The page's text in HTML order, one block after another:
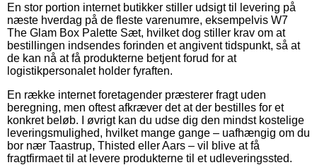
En stor portion internet butikker stiller udsigt til levering på
næste hverdag på de fleste varenumre, eksempelvis W7
The Glam Box Palette Sæt, hvilket dog stiller krav om at
bestillingen indsendes forinden et angivent tidspunkt, så at
de kan nå at få produkterne betjent forud for at
logistikpersonalet holder fyraften.
En række internet foretagender præsterer fragt uden
beregning, men oftest afkræver det at der bestilles for et
konkret beløb. I øvrigt kan du udse dig den mindst kostelige
leveringsmulighed, hvilket mange gange – uafhængig om du
bor nær Taastrup, Thisted eller Aars – vil blive at få
fragtfirmaet til at levere produkterne til et udleveringssted.